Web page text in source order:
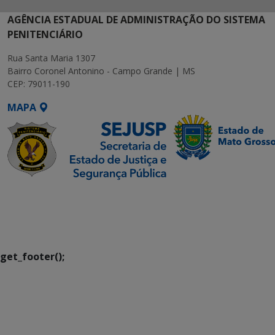
AGÊNCIA ESTADUAL DE ADMINISTRAÇÃO DO SISTEMA
PENITENCIÁRIO
Rua Santa Maria 1307
Bairro Coronel Antonino - Campo Grande | MS
CEP: 79011-190
MAPA
get_footer();